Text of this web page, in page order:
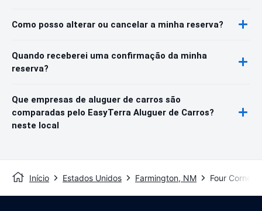
Como posso alterar ou cancelar a minha reserva?
Quando receberei uma confirmação da minha
reserva?
Que empresas de aluguer de carros são
comparadas pelo EasyTerra Aluguer de Carros?
neste local
Início Estados Unidos Farmington, NM Four